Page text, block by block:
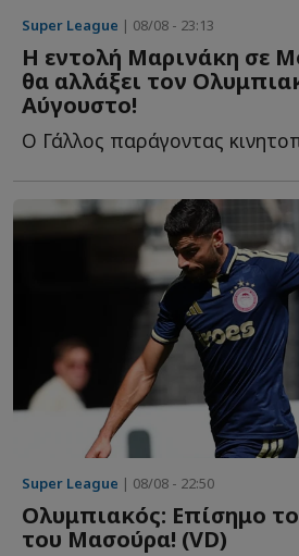
Super League | 08/08 - 23:13
Η εντολή Μαρινάκη σε
θα αλλάξει τον
Αύγουστο!
Ο Γάλλος παράγοντας
Super League | 08/08 - 22:50
Ολυμπιακός: Επίσημο
του Μασούρα! (VD)